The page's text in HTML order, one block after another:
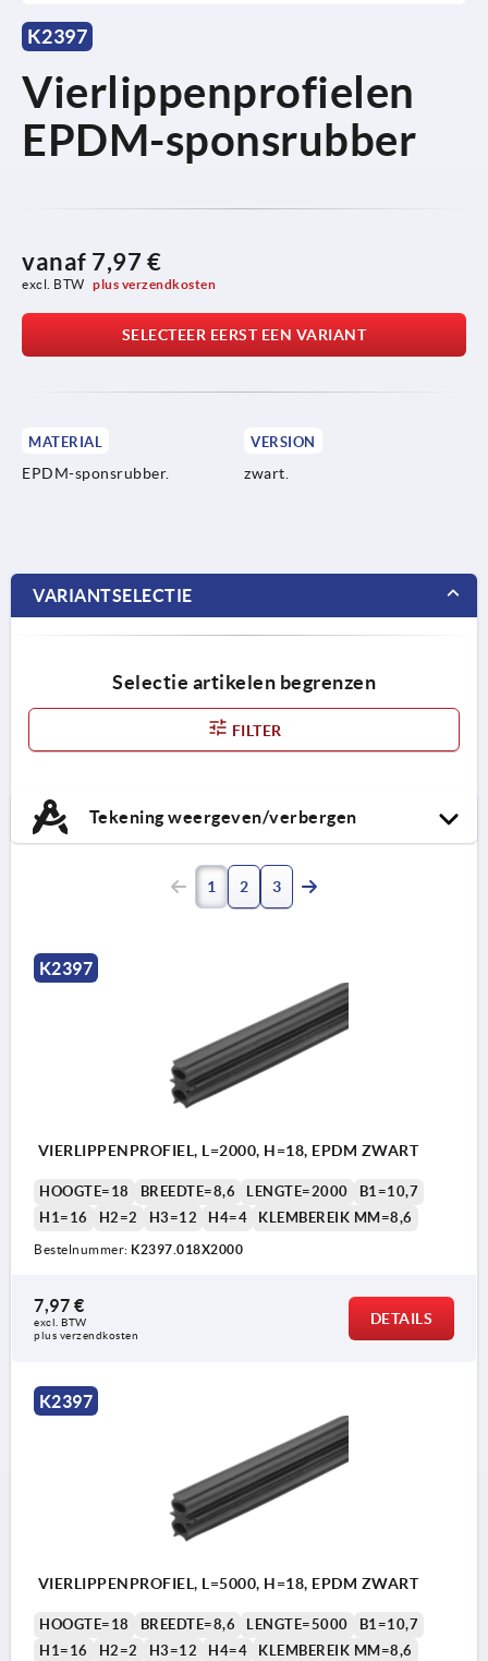
K2397
Vierlippenprofielen
EPDM-sponsrubber
vanaf 7,97 €
excl. BTW plus verzendkosten
SELECTEER EERST EEN VARIANT
MATERIAL
EPDM-sponsrubber.
VERSION
zwart.
VARIANTSELECTIE
Selectie artikelen begrenzen
FILTER
Tekening weergeven/verbergen
1) Klemgedeelte
2) Niet-gecomprimeerde toestand
1 2 3
K2397
VIERLIPPENPROFIEL, L=2000, H=18, EPDM ZWART
HOOGTE=18 BREEDTE=8,6 LENGTE=2000
B1=10,7
H1=16
H2=2 H3=12 H4=4 KLEMBEREIK MM=8,6
Bestelnummer: K2397.018X2000
7,97 €
excl. BTW
plus verzendkosten
DETAILS
K2397
VIERLIPPENPROFIEL, L=5000, H=18, EPDM ZWART
HOOGTE=18 BREEDTE=8,6 LENGTE=5000
B1=10,7
H1=16
H2=2 H3=12 H4=4 KLEMBEREIK MM=8,6